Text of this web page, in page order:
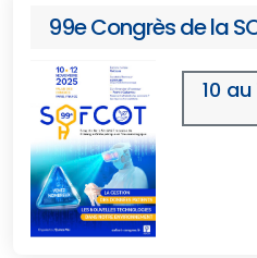
99e Congrès de la
10